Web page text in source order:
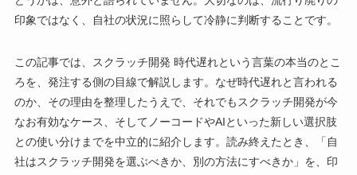
印象ではなく、自社の状況に照らして冷静に判断することです。
この記事では、スクラッチ開発 時代遅れという言葉の本当のとこ
ろを、発注する側の目線で解説します。なぜ時代遅れと言われる
のか、その理由を整理したうえで、それでもスクラッチ開発が今
なお有効なケース、そしてノーコードやAIといった新しい選択肢
との使い分けまでを中立的に紹介します。読み終えたとき、「自
社はスクラッチ開発を選ぶべきか、別の方法にすべきか」を、印